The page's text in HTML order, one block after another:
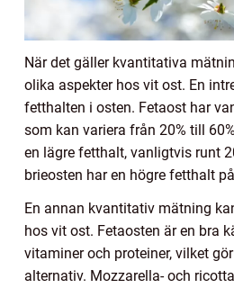
När det gäller kvantitativa
olika aspekter hos vit ost. En
fetthalten i osten. Fetaost har
som kan variera från 20% till
en lägre fetthalt, vanligtvis runt
brieosten har en högre fetthalt
En annan kvantitativ mätning
hos vit ost. Fetaosten är en bra
vitaminer och proteiner, vilket
alternativ. Mozzarella- och